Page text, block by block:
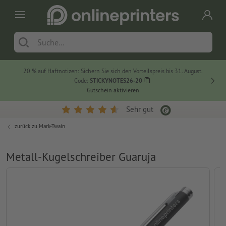
20 % auf Haftnotizen: Sichern Sie sich den Vorteilspreis bis 31. August.
Code: STICKYNOTES26-20
Gutschein aktivieren
Sehr gut
zurück zu Mark-Twain
Metall-Kugelschreiber Guaruja